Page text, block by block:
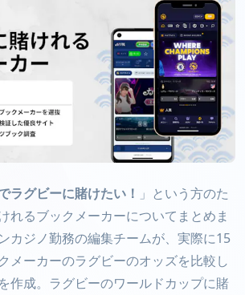
ラグビーに賭けたい！ 」という方のた
れるブックメーカーについてまとめま
カジノ勤務の編集チームが、実際に15
メーカーのラグビーのオッズを比較し
作成。ラグビーのワールドカップに賭